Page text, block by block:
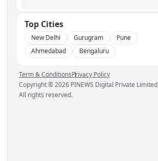
Top Cities
New Delhi Gurugram
Pune
Ahmedabad
Bengaluru
Term & ConditionsPrivacy Policy
Copyright ®2026 PINEWS Digital Private Limited
All rights reserved.